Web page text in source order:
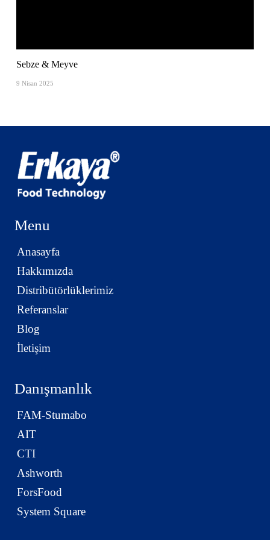
Sebze & Meyve
9 Nisan 2025
Menu
Anasayfa
Hakkımızda
Distribütörlüklerimiz
Referanslar
Blog
İletişim
Danışmanlık
FAM-Stumabo
AIT
CTI
Ashworth
ForsFood
System Square